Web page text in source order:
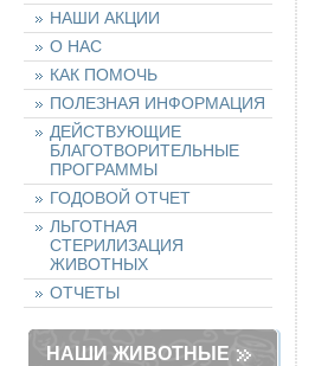
НАШИ АКЦИИ
О НАС
КАК ПОМОЧЬ
ПОЛЕЗНАЯ ИНФОРМАЦИЯ
ДЕЙСТВУЮЩИЕ
БЛАГОТВОРИТЕЛЬНЫЕ
ПРОГРАММЫ
ГОДОВОЙ ОТЧЕТ
ЛЬГОТНАЯ
СТЕРИЛИЗАЦИЯ
ЖИВОТНЫХ
ОТЧЕТЫ
НАШИ ЖИВОТНЫЕ